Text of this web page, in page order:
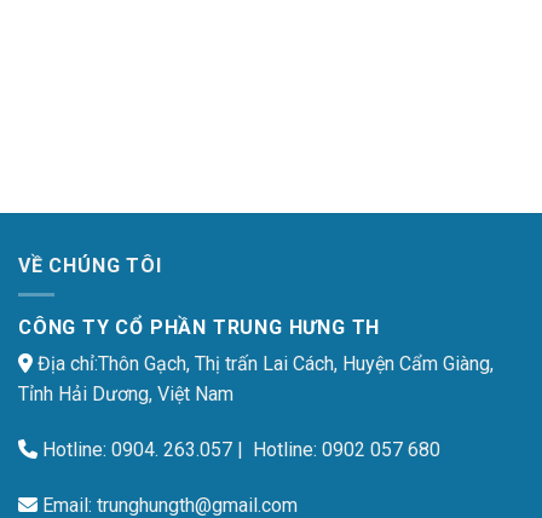
VỀ CHÚNG TÔI
CÔNG TY CỔ PHẦN TRUNG HƯNG TH
Địa chỉ:Thôn Gạch, Thị trấn Lai Cách, Huyện Cẩm Giàng,
Tỉnh Hải Dương, Việt Nam
Hotline: 0904. 263.057 | Hotline: 0902 057 680
Email: trunghungth@gmail.com